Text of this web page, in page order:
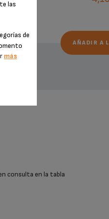
AÑADIR A
consulta en la tabla
las
de
más